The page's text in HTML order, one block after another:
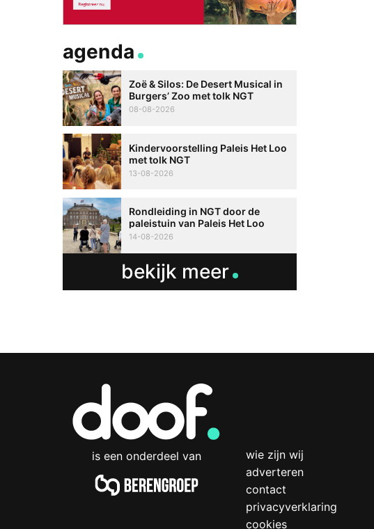
agenda
Zoë & Silos: De Desert Musical in
Burgers’ Zoo met tolk NGT
08-08-2026
Kindervoorstelling Paleis Het Loo
met tolk NGT
13-08-2026
Rondleiding in NGT door de
paleistuin van Paleis Het Loo
14-08-2026
bekijk meer
is een onderdeel van
wie zijn wij
adverteren
contact
privacyverklaring
cookies